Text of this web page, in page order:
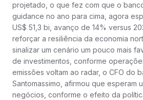
projetado, o que fez com que o
guidance no ano para cima, agora
US$ 51,3 bi, avanço de 14% versus
reforçar a resiliência da economia
sinalizar um cenário um pouco mais
de investimentos, conforme
emissões voltam ao radar, o CFO do
Santomassimo, afirmou que esperam
negócios, conforme o efeito da